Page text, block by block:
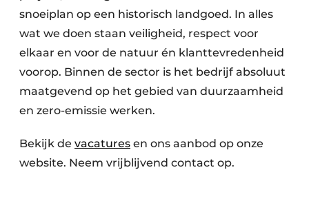
snoeiplan op een historisch landgoed. In alles
wat we doen staan veiligheid, respect voor
elkaar en voor de natuur én klanttevredenheid
voorop. Binnen de sector is het bedrijf absoluut
maatgevend op het gebied van duurzaamheid
en zero-emissie werken.
Bekijk de vacatures en ons aanbod op onze
website. Neem vrijblijvend contact op.